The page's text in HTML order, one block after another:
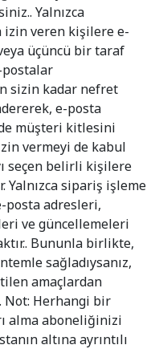
Yalnızca
veren kişilere e-
üçüncü bir taraf
postalar
sizin kadar nefret
e-posta
müşteri kitlesini
vermeyi de kabul
seçen belirli kişilere
sipariş işleme
posta adresleri,
ve güncellemeleri
Bununla birlikte,
sağladıysanız,
amaçlardan
Herhangi bir
alma aboneliğinizi
altına ayrıntılı